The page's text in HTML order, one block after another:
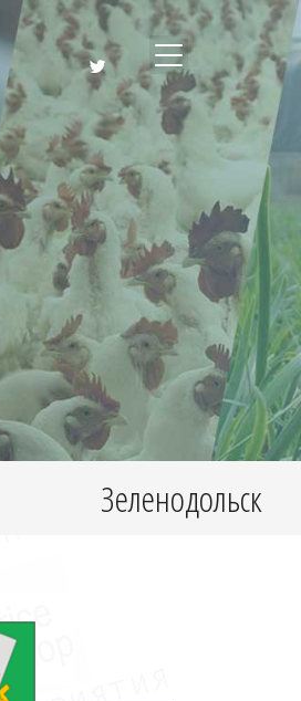
Зеленодольск